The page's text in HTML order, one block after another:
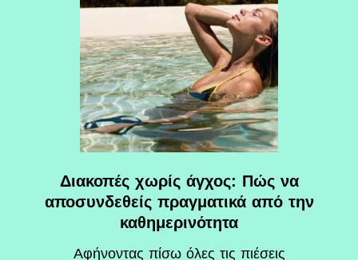
Διακοπές χωρίς άγχος: Πώς να
αποσυνδεθείς πραγματικά από την
καθημερινότητα
Αφήνοντας πίσω όλες τις πιέσεις